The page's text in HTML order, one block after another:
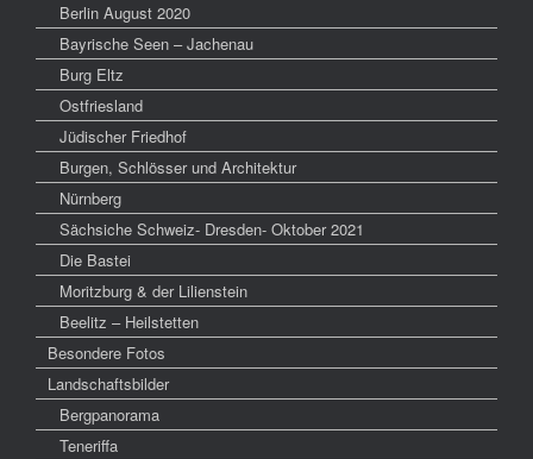
Berlin August 2020
Bayrische Seen – Jachenau
Burg Eltz
Ostfriesland
Jüdischer Friedhof
Burgen, Schlösser und Architektur
Nürnberg
Sächsiche Schweiz- Dresden- Oktober 2021
Die Bastei
Moritzburg & der Lilienstein
Beelitz – Heilstetten
Besondere Fotos
Landschaftsbilder
Bergpanorama
Teneriffa